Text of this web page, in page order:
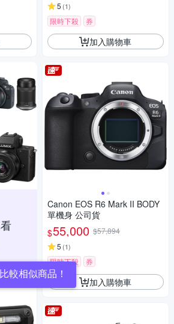
較相似商品！
5 (1)
限時下殺 券
加入購物車
Canon EOS R6 Mark II BODY
單機身 公司貨
$55,000 $57,894
5 (1)
限時下殺 券
加入購物車